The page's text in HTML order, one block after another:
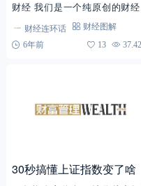
财经 我们是一个纯原创的财
普类栏目，如果你觉得自己真的
这里学到很多知识的话，记得
财经连环话
财经图解
6年前
13
30秒搞懂上证指数变了啥